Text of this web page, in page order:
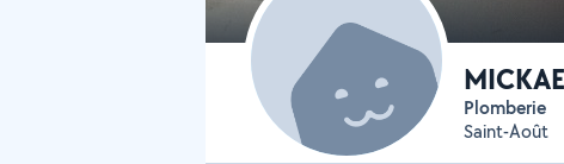
Plomberie
Saint-Août